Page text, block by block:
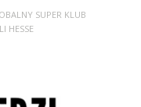
SUPER KLUB
HESSE